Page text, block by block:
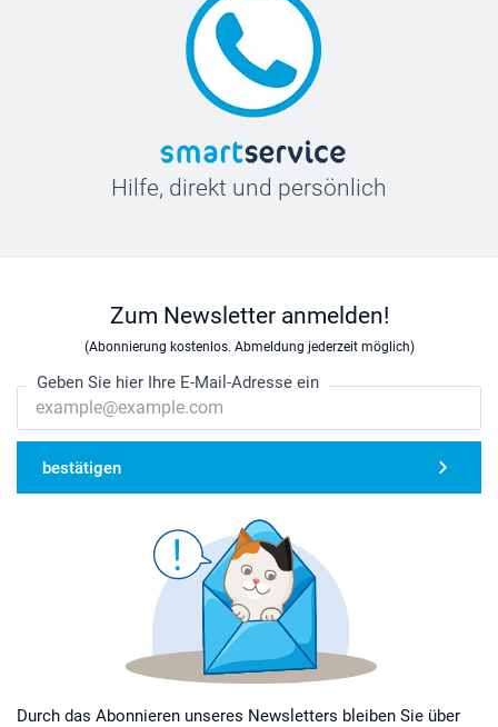
Hilfe, direkt und persönlich
Zum Newsletter anmelden!
(Abonnierung kostenlos. Abmeldung jederzeit möglich)
Geben Sie hier Ihre E-Mail-Adresse ein
bestätigen
Durch das Abonnieren unseres Newsletters bleiben Sie über